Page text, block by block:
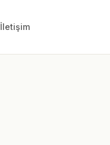
İletişim